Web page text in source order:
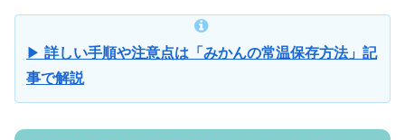
▶︎ 詳しい手順や注意点は「みかんの常温保存方法」記
事で解説